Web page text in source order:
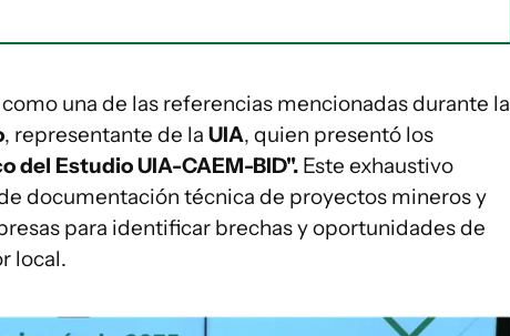
una de las referencias mencionadas durante la
, representante de la UIA, quien presentó los
del Estudio UIA-CAEM-BID". Este exhaustivo
documentación técnica de proyectos mineros y
para identificar brechas y oportunidades de
local.